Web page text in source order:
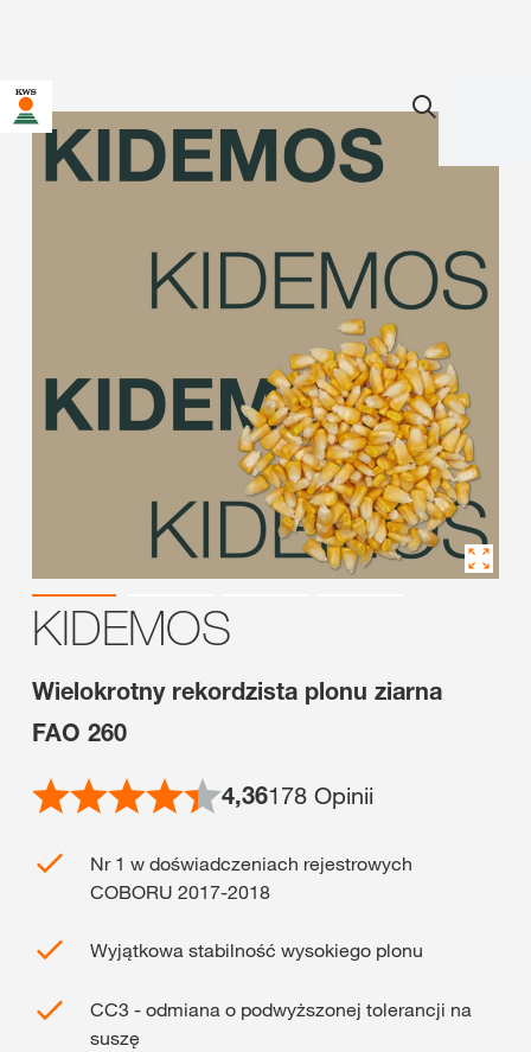
KIDEMOS
Wielokrotny rekordzista plonu ziarna
FAO 260
4,36178 Opinii
Nr 1 w doświadczeniach rejestrowych
COBORU 2017-2018
Wyjątkowa stabilność wysokiego plonu
CC3 - odmiana o podwyższonej tolerancji na
suszę